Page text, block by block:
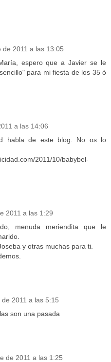
de 2011 a las 13:05
espero que a Javier se le
para mi fiesta de los 35 ó
a las 14:06
habla de este blog. No os lo
2011/10/babybel-
2011 a las 1:29
menuda meriendita que le
y otras muchas para ti.
2011 a las 5:15
son una pasada
de 2011 a las 1:25